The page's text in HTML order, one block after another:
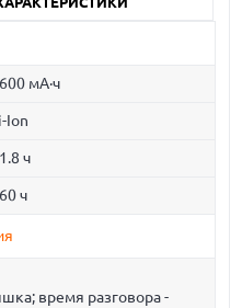
мА·ч
Ion
ч
ч
время разговора -